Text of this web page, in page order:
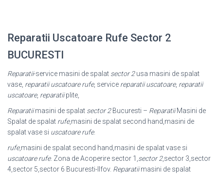
Reparatii Uscatoare Rufe Sector 2
BUCURESTI
Reparatii-service masini de spalat sector 2usa masini de spalat
vase, reparatii uscatoare rufe, service reparatii uscatoare, reparatii
uscatoare, reparatiiplite,
Reparatiimasini de spalat sector 2Bucuresti – ReparatiiMasini de
Spalat de spalat rufe,masini de spalat second hand,masini de
spalat vase si uscatoare rufe.
rufe,masini de spalat second hand,masini de spalat vase si
uscatoare rufe. Zona de Acoperire sector 1,sector 2,sector 3,sector
4,sector 5,sector 6 Bucuresti- Ilfov. Reparatiimasini de spalat